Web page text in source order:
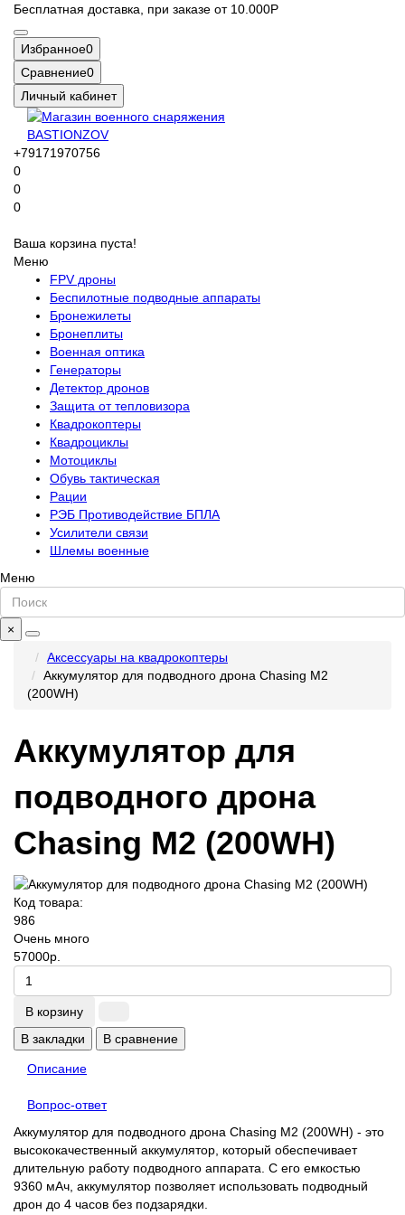
Бесплатная доставка, при заказе от 10.000Р
Избранное0
Сравнение0
Личный кабинет
+79171970756
0
0
0
Ваша корзина пуста!
Меню
FPV дроны
Беспилотные подводные аппараты
Бронежилеты
Бронеплиты
Военная оптика
Генераторы
Детектор дронов
Защита от тепловизора
Квадрокоптеры
Квадроциклы
Мотоциклы
Обувь тактическая
Рации
РЭБ Противодействие БПЛА
Усилители связи
Шлемы военные
Меню
×
Аксессуары на квадрокоптеры
Аккумулятор для подводного дрона Chasing M2
(200WH)
Аккумулятор для
подводного дрона
Chasing M2 (200WH)
Код товара:
986
Очень много
57000р.
В корзину
В закладки
В сравнение
Описание
Вопрос-ответ
Аккумулятор для подводного дрона Chasing M2 (200WH) - это
высококачественный аккумулятор, который обеспечивает
длительную работу подводного аппарата. С его емкостью
9360 мАч, аккумулятор позволяет использовать подводный
дрон до 4 часов без подзарядки.